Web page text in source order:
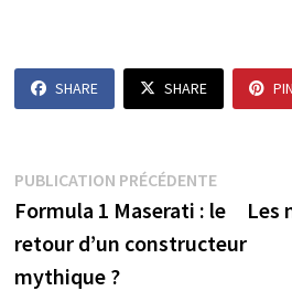
SHARE SHARE
Navigation
de
l’article
PUBLICATION PRÉCÉDENTE
Formula 1 Maserati : le
retour d’un constructeur
mythique ?
Les